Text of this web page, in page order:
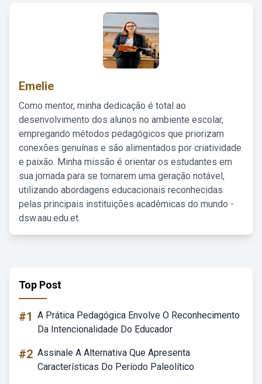
Emelie
Como mentor, minha dedicação é total ao
desenvolvimento dos alunos no ambiente escolar,
empregando métodos pedagógicos que priorizam
conexões genuínas e são alimentados por criatividade
e paixão. Minha missão é orientar os estudantes em
sua jornada para se tornarem uma geração notável,
utilizando abordagens educacionais reconhecidas
pelas principais instituições acadêmicas do mundo -
dsw.aau.edu.et.
Top Post
#1 A Prática Pedagógica Envolve O Reconhecimento
Da Intencionalidade Do Educador
#2 Assinale A Alternativa Que Apresenta
Características Do Período Paleolítico